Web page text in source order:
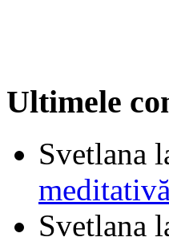
Ultimele
Svetlana
meditativă
Svetlana